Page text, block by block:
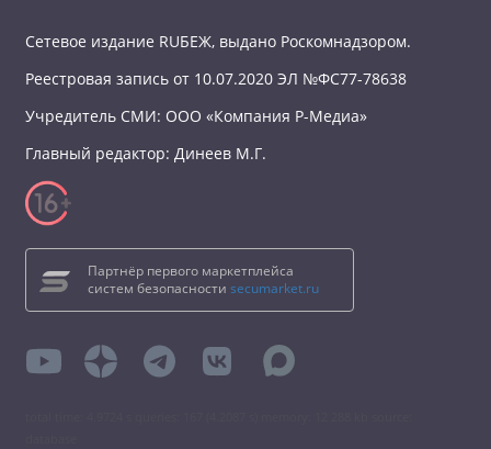
Сетевое издание RUБЕЖ, выдано Роскомнадзором.
Реестровая запись от 10.07.2020 ЭЛ №ФС77-78638
Учредитель СМИ: ООО «Компания Р-Медиа»
Главный редактор: Динеев М.Г.
Партнёр первого маркетплейса
систем безопасности secumarket.ru